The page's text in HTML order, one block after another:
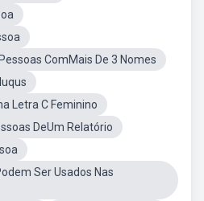
ComMais De 3 Nomes
Letra C Feminino
DeUm Relatório
Ser Usados Nas